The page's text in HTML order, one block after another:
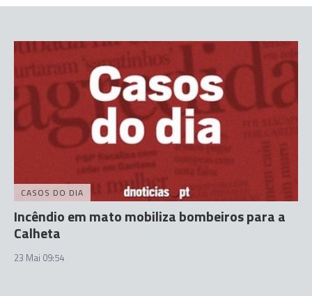
CASOS DO DIA
Incêndio em mato mobiliza bombeiros para a
Calheta
23 Mai 09:54